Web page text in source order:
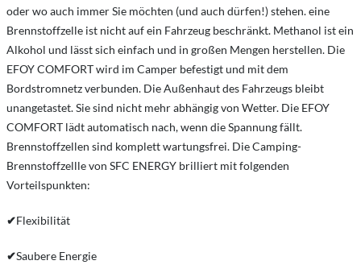
oder wo auch immer Sie möchten (und auch dürfen!) stehen. eine
Brennstoffzelle ist nicht auf ein Fahrzeug beschränkt. Methanol ist ein
Alkohol und lässt sich einfach und in großen Mengen herstellen. Die
EFOY COMFORT wird im Camper befestigt und mit dem
Bordstromnetz verbunden. Die Außenhaut des Fahrzeugs bleibt
unangetastet. Sie sind nicht mehr abhängig von Wetter. Die EFOY
COMFORT lädt automatisch nach, wenn die Spannung fällt.
Brennstoffzellen sind komplett wartungsfrei. Die Camping-
Brennstoffzellle von SFC ENERGY brilliert mit folgenden
Vorteilspunkten:
✔Flexibilität
✔Saubere Energie